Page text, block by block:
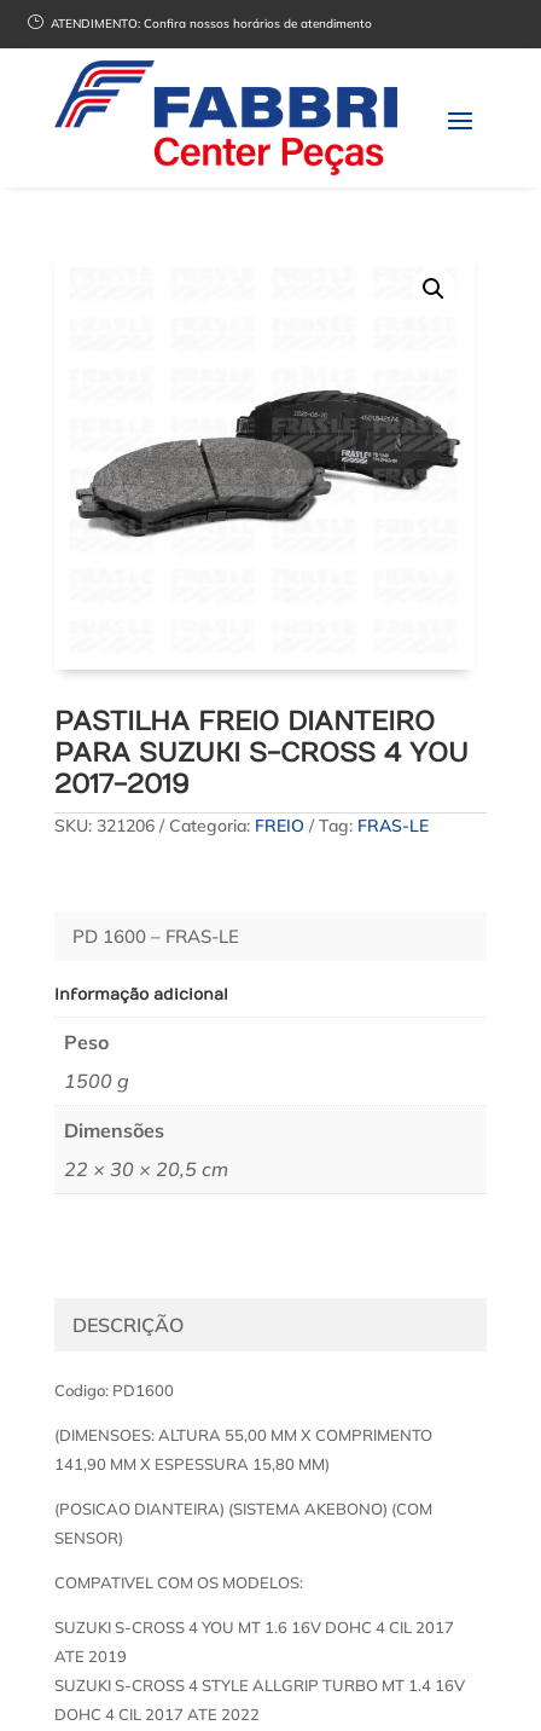
} ATENDIMENTO:Confira nossos horários de atendimento
PASTILHA FREIO DIANTEIRO
PARA SUZUKI S-CROSS 4 YOU
2017-2019
SKU: 321206 Categoria: FREIO Tag: FRAS-LE
PD 1600 – FRAS-LE
Informação adicional
Peso
1500 g
Dimensões
22 × 30 × 20,5 cm
DESCRIÇÃO
Codigo: PD1600
(DIMENSOES: ALTURA 55,00 MM X COMPRIMENTO
141,90 MM X ESPESSURA 15,80 MM)
(POSICAO DIANTEIRA) (SISTEMA AKEBONO) (COM
SENSOR)
COMPATIVEL COM OS MODELOS:
SUZUKI S-CROSS 4 YOU MT 1.6 16V DOHC 4 CIL 2017
ATE 2019
SUZUKI S-CROSS 4 STYLE ALLGRIP TURBO MT 1.4 16V
DOHC 4 CIL 2017 ATE 2022